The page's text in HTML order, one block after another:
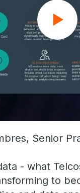
Senior
- what
to